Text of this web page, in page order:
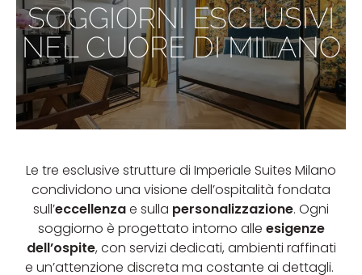
SOGGIORNI ESCLUSIVI
NEL CUORE DI MILANO
Le tre esclusive strutture di Imperiale Suites Milano
condividono una visione dell’ospitalità fondata
sull’eccellenzae sulla personalizzazione. Ogni
soggiorno è progettato intorno alleesigenze
dell’ospite, con servizi dedicati, ambienti raffinati
e un’attenzione discreta ma costante ai dettagli.